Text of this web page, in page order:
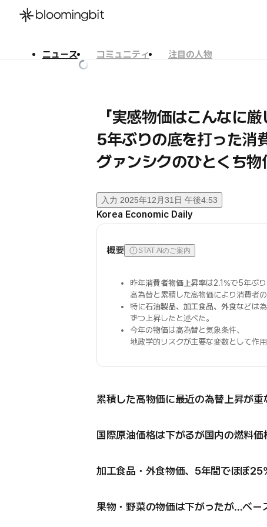
ニュース コミュニティ
注目の人物
「実感物価はこんなに
5年ぶりの底を打った消
グァンシクのひとくち物
入力 2025年12月31日 午後4:53
Korea Economic Daily
概要 STAT AIのご案内
昨年消費者物価上昇率は2.1%で5年ぶり
高為替と累積した高物価により消費者
特に石油製品、加工食品、外食などは
ずつ上昇したと述べた。
今年の物価は高為替と気象条件、
地政学的リスクが主要な変数として作
累積した高物価に最近の為替上昇が重
国際原油価格は下がるが国内の燃料価
加工食品・外食物価、5年間でほぼ
果物・野菜の物価は下がったが…ベー